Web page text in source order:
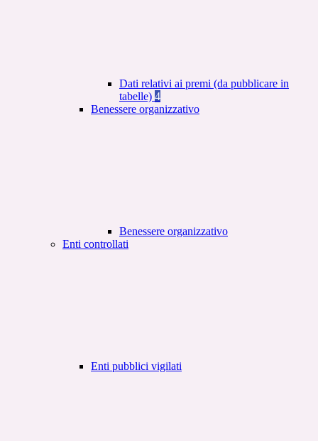
Dati relativi ai premi (da pubblicare in
tabelle) 4
Benessere organizzativo
Benessere organizzativo
Enti controllati
Enti pubblici vigilati